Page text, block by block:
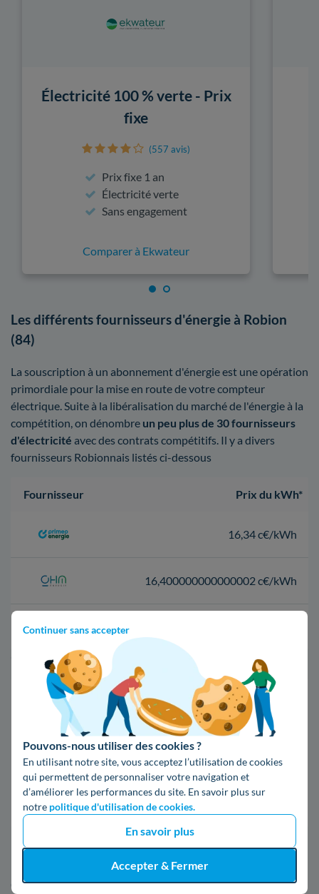
Continuer sans accepter
Pouvons-nous utiliser des cookies ?
En utilisant notre site, vous acceptez l’utilisation de cookies
qui permettent de personnaliser votre navigation et
d’améliorer les performances du site. En savoir plus sur
notre politique d'utilisation de cookies.
En savoir plus
Accepter & Fermer
Électricité 100 % verte - Prix
fixe
(557 avis)
Prix fixe 1 an
Électricité verte
Sans engagement
Comparer à Ekwateur
Les différents fournisseurs d'énergie à Robion
(84)
La souscription à un abonnement d'énergie est une opération
primordiale pour la mise en route de votre compteur
électrique. Suite à la libéralisation du marché de l'énergie à la
compétition, on dénombre un peu plus de 30 fournisseurs
d'électricité avec des contrats compétitifs. Il y a divers
fournisseurs Robionnais listés ci-dessous
Fournisseur Prix du kWh*
16,34 c€/kWh
16,400000000000002 c€/kWh
*Prix TTC pour un forfait base d’une puissance de 6 kVA
Infos / souscriptions
(appel non surtaxé)
09 78 46 71 74
Comparer les offres
5. En apprendre davantage à propos
d'Enedis à Robion